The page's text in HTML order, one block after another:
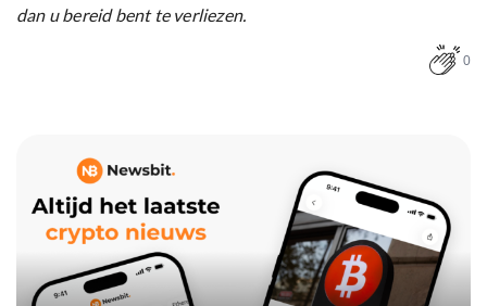
dan u bereid bent te verliezen.
0